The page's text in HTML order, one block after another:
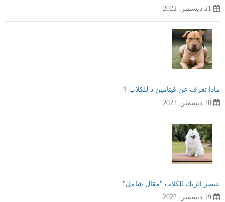
21 ديسمبر، 2022
ماذا تعرف عن فيتامين د للكلاب ؟
20 ديسمبر، 2022
عنصر الزنك للكلاب "مقال شامل"
19 ديسمبر، 2022